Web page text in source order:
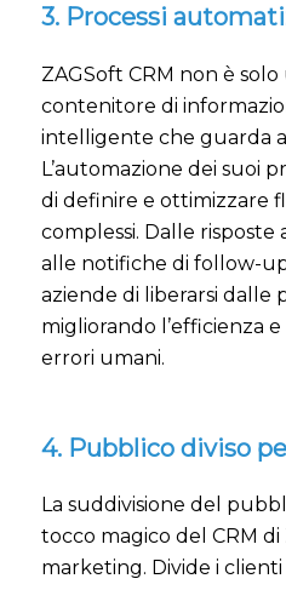
3. Processi
ZAGSoft CRM non è
contenitore di
intelligente che guarda
L’automazione dei suoi
di definire e ottimizzare
complessi. Dalle risposte
alle notifiche di follow-
aziende di liberarsi dalle
migliorando l’efficienza
errori umani.
4. Pubblico diviso
La suddivisione del
tocco magico del CRM
marketing. Divide i